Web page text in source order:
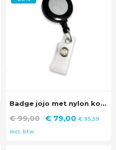
Badge jojo met nylon koord en vinyl sluiting (100 stuks)
€99,00
Oorspronkelijke
€ 79,00 Huidige
€ 95,59
incl. btw